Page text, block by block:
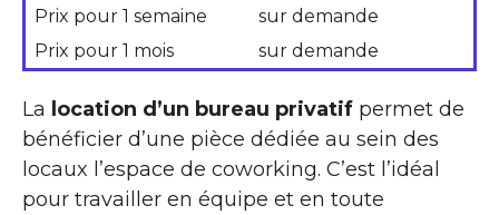
Prix pour 1 semaine
sur demande
Prix pour 1 mois
sur demande
La location d’un bureau privatif permet de
bénéficier d’une pièce dédiée au sein des
locaux l’espace de coworking. C’est l’idéal
pour travailler en équipe et en toute